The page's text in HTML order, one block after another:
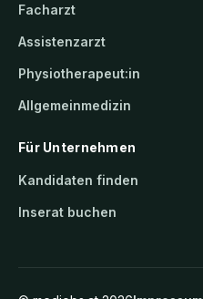
Facharzt
Assistenzarzt
Physiotherapeut:in
Allgemeinmedizin
Für Unternehmen
Kandidaten finden
Inserat buchen